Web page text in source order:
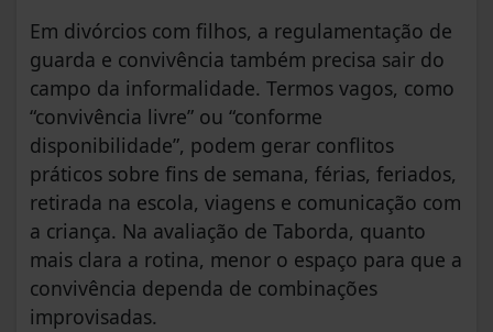
Em divórcios com filhos, a regulamentação de
guarda e convivência também precisa sair do
campo da informalidade. Termos vagos, como
“convivência livre” ou “conforme
disponibilidade”, podem gerar conflitos
práticos sobre fins de semana, férias, feriados,
retirada na escola, viagens e comunicação com
a criança. Na avaliação de Taborda, quanto
mais clara a rotina, menor o espaço para que a
convivência dependa de combinações
improvisadas.